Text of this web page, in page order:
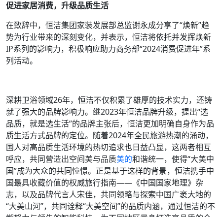
促进家居消费，升级品质生活
在致辞中，恒洁集团家装发展部总监谢永成分享了“焕新”趋
势为行业带来的深刻变化，并表示，恒洁将依托并发挥焕新
IP系列的影响力，积极响应助力商务部“2024消费促进年”系
列活动。
深耕卫浴领域26年，恒洁不仅积累了雄厚的技术实力，还铸
就了强大的品牌影响力。继2023年恒洁品牌升级，提出“选
品质，就是选生活”的品牌主张后，恒洁更加明确自身作为品
质生活方式品牌的定位。随着2024年全民旅游热潮的涌动，
国人对高品质生活环境的热切追求也日益凸显，这两者相互
呼应，共同营造出空间美与品质美的和谐统一，使得“大美中
国”成为大众的共同憧憬。正是基于这样的背景，恒洁携手中
国最具收藏价值的权威旅行指南——《中国国家地理》杂
志，以及品牌代言人宋佳，共同领略与探索中国广袤大地的
“大美山河”，共同诠释“大美空间”的品质内涵，通过恒洁的不